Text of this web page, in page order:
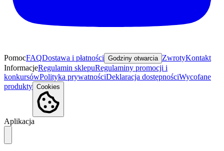
PomocFAQDostawa i płatności Godziny otwarcia ZwrotyKontakt
InformacjeRegulamin sklepuRegulaminy promocji i
konkursówPolityka prywatnościDeklaracja dostępnościWycofane
produkty Cookies
Aplikacja